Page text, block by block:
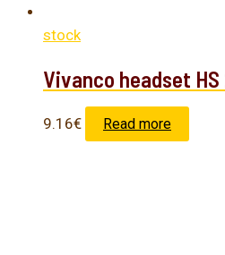
stock
Vivanco headset HS
9.16€ Read more